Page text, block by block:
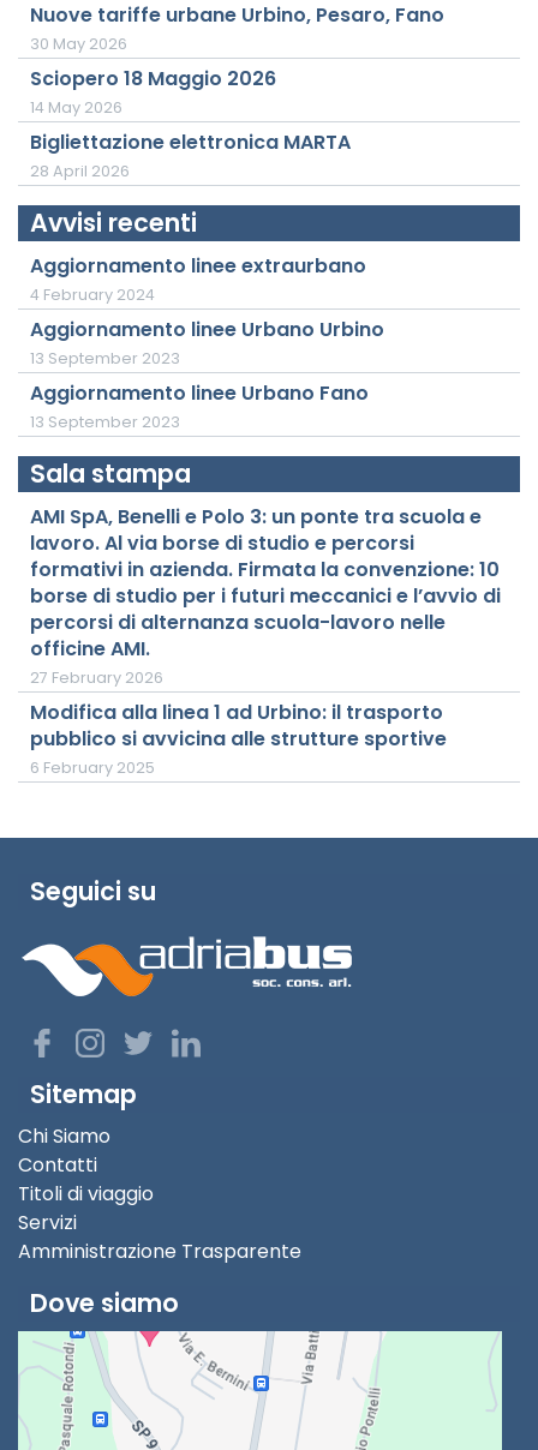
Nuove tariffe urbane Urbino, Pesaro, Fano
30 May 2026
Sciopero 18 Maggio 2026
14 May 2026
Bigliettazione elettronica MARTA
28 April 2026
Avvisi recenti
Aggiornamento linee extraurbano
4 February 2024
Aggiornamento linee Urbano Urbino
13 September 2023
Aggiornamento linee Urbano Fano
13 September 2023
Sala stampa
AMI SpA, Benelli e Polo 3: un ponte tra scuola e
lavoro. Al via borse di studio e percorsi
formativi in azienda. Firmata la convenzione: 10
borse di studio per i futuri meccanici e l’avvio di
percorsi di alternanza scuola-lavoro nelle
officine AMI.
27 February 2026
Modifica alla linea 1 ad Urbino: il trasporto
pubblico si avvicina alle strutture sportive
6 February 2025
Seguici su
Sitemap
Chi Siamo
Contatti
Titoli di viaggio
Servizi
Amministrazione Trasparente
Dove siamo